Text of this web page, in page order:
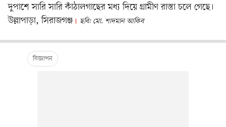
দুপাশে সারি সারি কাঁঠালগাছের মধ্য দিয়ে গ্রামীণ রাস্তা চলে গেছে।
উল্লাপাড়া, সিরাজগঞ্জ
ছবি: মো. শাদমান আকিব